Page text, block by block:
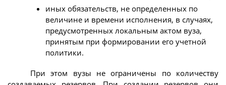
иных обязательств, не определенных по
величине и времени исполнения, в случаях,
предусмотренных локальным актом вуза,
принятым при формировании его учетной
политики.
При этом вузы не ограничены по количеству